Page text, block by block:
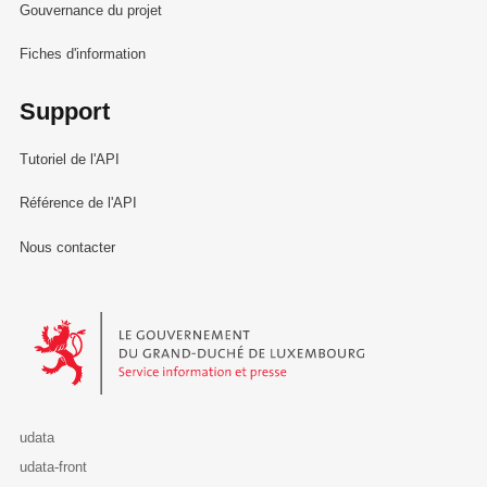
Gouvernance du projet
Fiches d'information
Support
Tutoriel de l'API
Référence de l'API
Nous contacter
Le Gouvernement du Grand-Duché de Luxembourg - Service
udata
udata-front